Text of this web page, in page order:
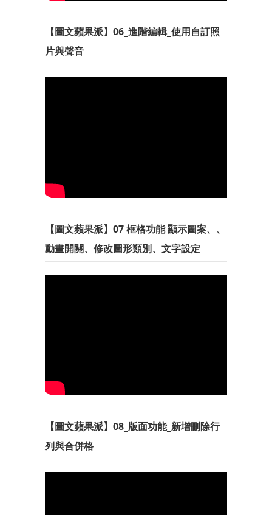
【圖文蘋果派】06_進階編輯_使用自訂照
片與聲音
【圖文蘋果派】07 框格功能 顯示圖案、、
動畫開關、修改圖形類別、文字設定
【圖文蘋果派】08_版面功能_新增刪除行
列與合併格